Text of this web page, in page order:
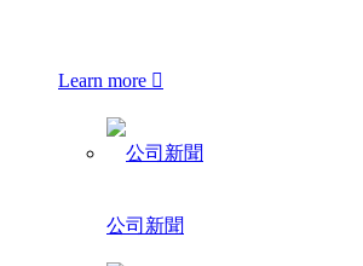
Learn more 
公司新聞